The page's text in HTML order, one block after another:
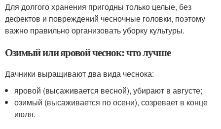
Для долгого хранения пригодны только целые, без
дефектов и повреждений чесночные головки, поэтому
важно правильно организовать уборку культуры.
Озимый или яровой чеснок: что лучше
Дачники выращивают два вида чеснока:
яровой (высаживается весной), убирают в августе;
озимый (высаживается по осени), созревает в конце
июля.